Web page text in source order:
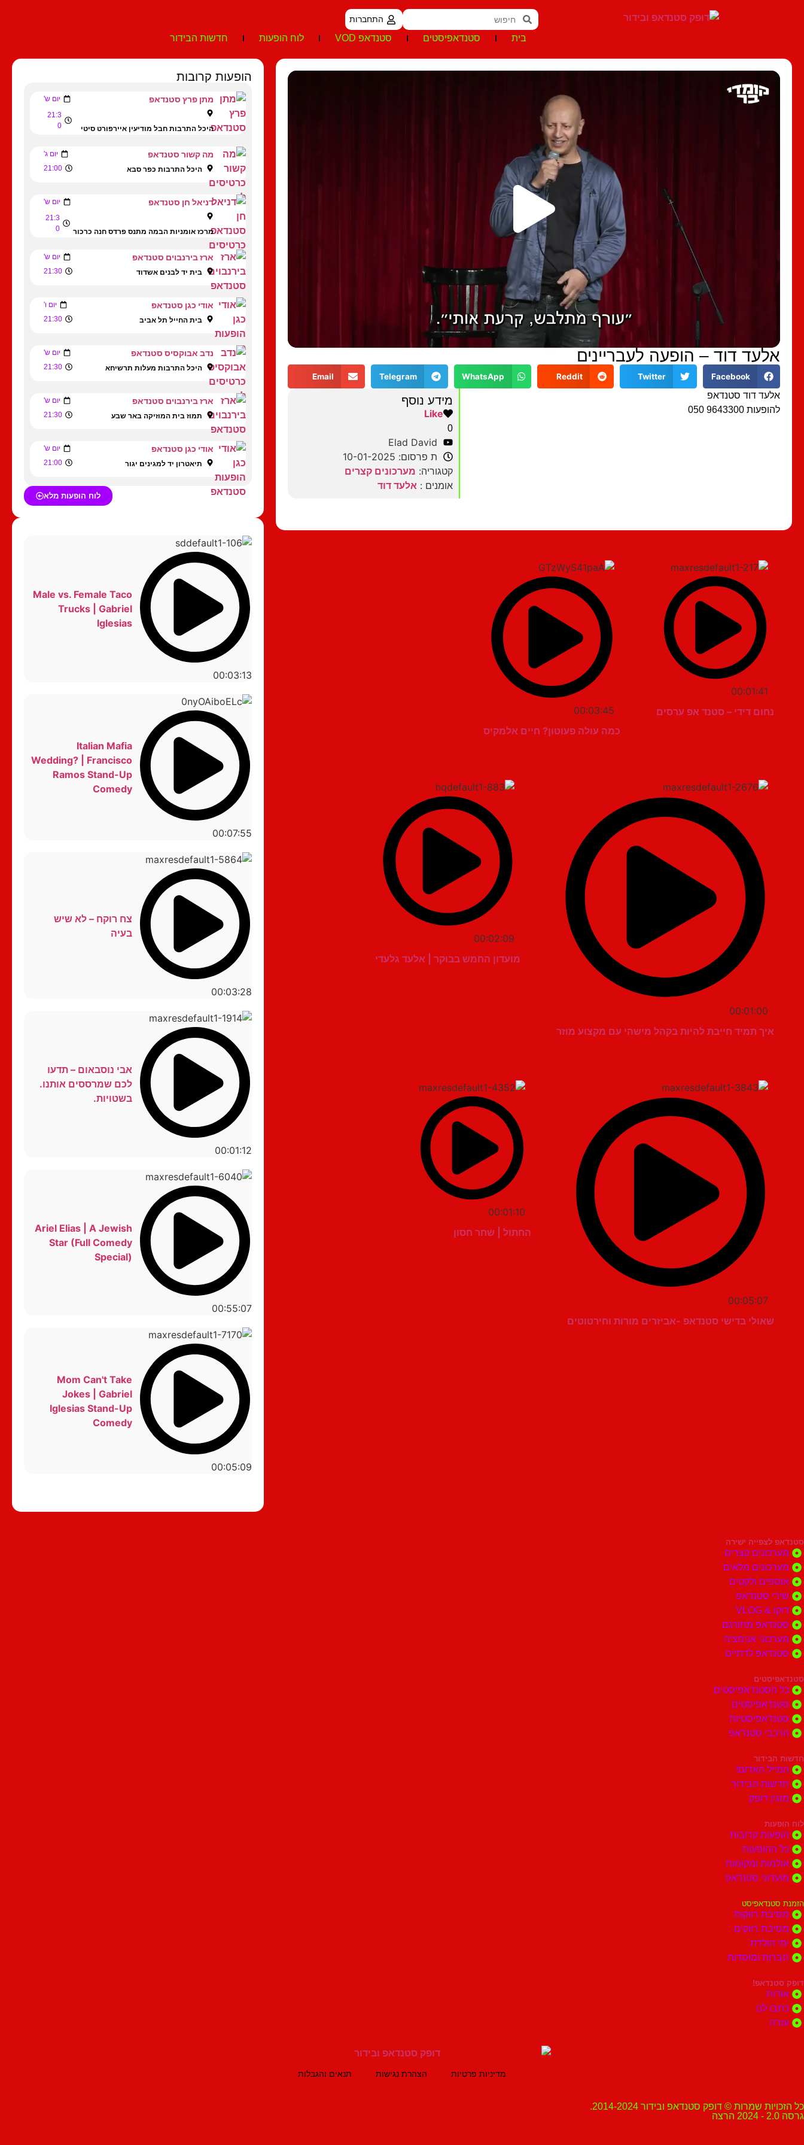
התחברות
בית סטנדאפיסטים סטנדאפ VOD לוח הופעות חדשות הבידור
אלעד דוד – הופעה לעבריינים
Facebook
Twitter
Reddit
WhatsApp
Telegram
Email
אלעד דוד סטנדאפ
להופעות 9643300 050
מידע נוסף
Like
0
Elad David
ת פרסום: 10-01-2025
קטגוריה: מערכונים קצרים
אומנים : אלעד דוד
00:01:41
נחום דידי – סטנד אפ ערסים
00:03:45
כמה עולה פעוטון? חיים אלמקיס
00:01:00
איך תמיד חייבת להיות בקהל מישהי עם מקצוע מוזר
00:02:09
מועדון החמש בבוקר | אלעד גלעדי
00:05:07
שאולי בדישי סטנדאפ -אביזרים מורות וחירטוטים
00:01:10
החתול | שחר חסון
הופעות קרובות
מתן פרץ סטנדאפ יום ש'
היכל התרבות חבל מודיעין איירפורט סיטי
21:3
0
מה קשור סטנדאפ יום ג'
היכל התרבות כפר סבא 21:00
דניאל חן סטנדאפ יום ש'
מרכז אומניות הבמה מתנס פרדס חנה כרכור
21:3
0
ארז בירנבוים סטנדאפ יום ש'
בית יד לבנים אשדוד 21:30
אודי כגן סטנדאפ יום ו'
בית החייל תל אביב 21:30
נדב אבוקסיס סטנדאפ יום ש'
היכל התרבות מעלות תרשיחא 21:30
ארז בירנבוים סטנדאפ יום ש'
תמוז בית המוזיקה באר שבע 21:30
אודי כגן סטנדאפ יום ש'
תיאטרון יד למגינים יגור 21:00
לוח הופעות מלא
00:03:13
Male vs. Female Taco
Trucks | Gabriel
Iglesias
00:07:55
Italian Mafia
Wedding? | Francisco
Ramos Stand-Up
Comedy
00:03:28
צח רוקח – לא שיש
בעיה
00:01:12
אבי נוסבאום – תדעו
לכם שמרססים אותנו.
בשטויות.
00:55:07
Ariel Elias | A Jewish
Star (Full Comedy
Special)
00:05:09
Mom Can't Take
Jokes | Gabriel
Iglesias Stand-Up
Comedy
סטנדאפ לצפייה ישירה
מערכונים קצרים
מערכונים מלאים
אוספים ולקטים
שירי סטנדאפ
דוקו & VLOG
סטנדאפ מתורגם
מערכוני אנימציה
סטנדאפ לדתיים
סטנדאפיסטים
כל הסטנדאפיסטים
סטנדאפיסטים
סטנדאפיסטיות
הרכבי סטנדאפ
חדשות הבידור
המייל האדום!
חדשות הבידור
מזגין דופק
לוח הופעות
הופעות קרובות
כל ההופעות
אולמות ומקומות
מועדוני סטנדאפ
הזמנת סטנדאפיסט
מסיבת רווקות
מסיבת רווקים
ימי הולדת
חברות ומוסדות
דופק סטנדאפ!
אודות
כתבו לנו
עזרה
מדיניות פרטיות הצהרת נגישות תנאים והגבלות
כל הזכויות שמרות © דופק סטנדאפ ובידור 2014-2024.
גרסה 2.0 - 2024 הרצה